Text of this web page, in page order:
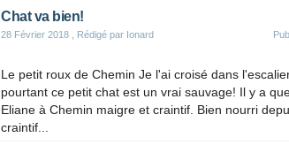
Chat va bien!
28 Février 2018 , Rédigé par Ionard
Le petit roux de Chemin Je l'ai croisé dans
pourtant ce petit chat est un vrai sauvage! Il y a
Eliane à Chemin maigre et craintif. Bien nourri
craintif...